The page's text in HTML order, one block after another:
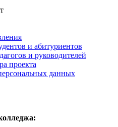
и абитуриентов
и руководителей
проекта
данных